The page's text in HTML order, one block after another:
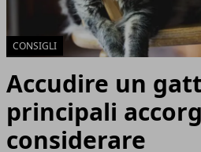
CONSIGLI
Accudire un
principali
considerare